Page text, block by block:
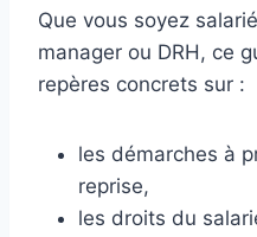
Que vous soyez
manager ou DRH, ce
repères concrets sur :
les démarches à
reprise,
les droits du